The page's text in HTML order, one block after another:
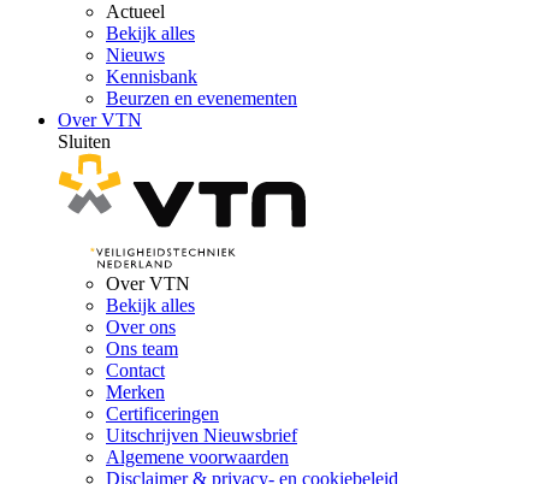
Actueel
Bekijk alles
Nieuws
Kennisbank
Beurzen en evenementen
Over VTN
Sluiten
Over VTN
Bekijk alles
Over ons
Ons team
Contact
Merken
Certificeringen
Uitschrijven Nieuwsbrief
Algemene voorwaarden
Disclaimer & privacy- en cookiebeleid